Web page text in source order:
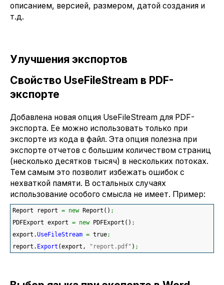
описанием, версией, размером, датой создания и
т.д.
Улучшения экспортов
Свойство UseFileStream в PDF-
экспорте
Добавлена новая опция UseFileStream для PDF-
экспорта. Ее можно использовать только при
экспорте из кода в файл. Эта опция полезна при
экспорте отчетов с большим количеством страниц
(несколько десятков тысяч) в нескольких потоках.
Тем самым это позволит избежать ошибок с
нехваткой памяти. В остальных случаях
использование особого смысла не имеет. Пример:
Report report = new Report ( ) ;
PDFExport export = new PDFExport ( ) ;
export.UseFileStream = true;
report. Export (export, "report.pdf" ) ;